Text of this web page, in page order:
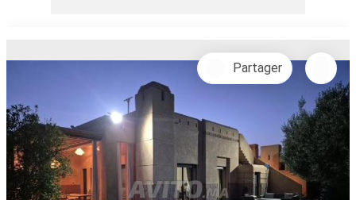
Partager